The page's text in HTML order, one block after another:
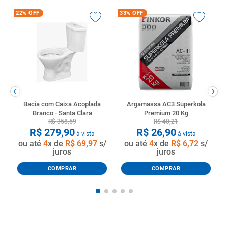
22% OFF
Bacia com Caixa Acoplada
Branco - Santa Clara
R$ 358,59
R$ 279,90 à vista
ou até 4x de R$ 69,97s/
juros
COMPRAR
33% OFF
Argamassa AC3 Superkola
Premium 20 Kg
R$ 40,21
R$ 26,90à vista
ou até 4x de R$ 6,72 s/
juros
COMPRAR